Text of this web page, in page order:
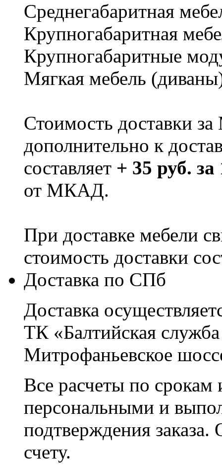
Cреднегабаритная
Крупногабаритная
Крупногабаритные
Мягкая мебель
Стоимость доставки
дополнительно к
составляет + 35 руб.
от МКАД.
При доставке мебели
стоимость доставки
Доставка по СПб
Доставка
ТК «Балтийская
Митрофаньевское
Все расчеты по срокам
персональными и
подтверждения заказа.
счету.